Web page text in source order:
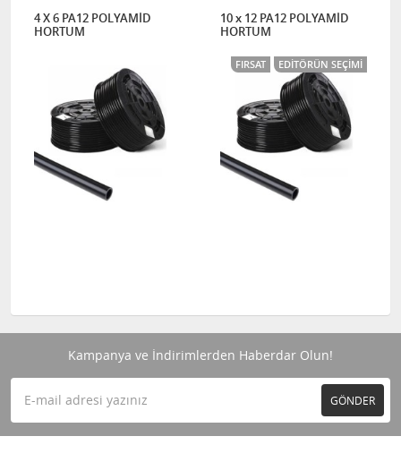
4 X 6 PA12 POLYAMİD
HORTUM
10 x 12 PA12 POLYAMİD
HORTUM
FIRSAT EDITÖRÜN SEÇIMI
Kampanya ve İndirimlerden Haberdar Olun!
GÖNDER